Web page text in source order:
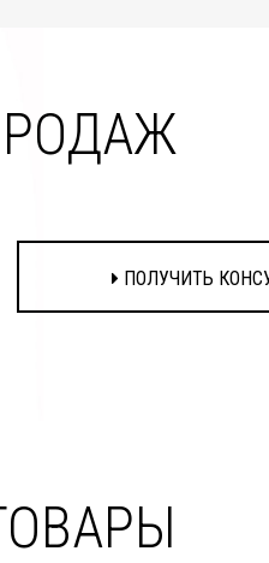
ПОЛУЧИТЬ